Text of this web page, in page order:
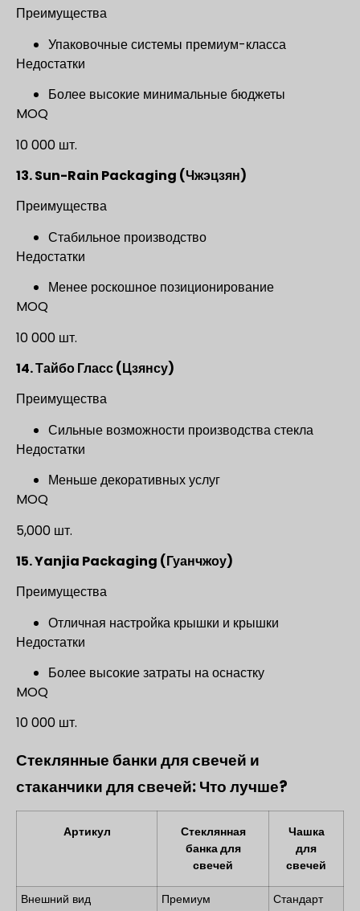
Преимущества
Упаковочные системы премиум-класса
Недостатки
Более высокие минимальные бюджеты
MOQ
10 000 шт.
13. Sun-Rain Packaging (Чжэцзян)
Преимущества
Стабильное производство
Недостатки
Менее роскошное позиционирование
MOQ
10 000 шт.
14. Тайбо Гласс (Цзянсу)
Преимущества
Сильные возможности производства стекла
Недостатки
Меньше декоративных услуг
MOQ
5,000 шт.
15. Yanjia Packaging (Гуанчжоу)
Преимущества
Отличная настройка крышки и крышки
Недостатки
Более высокие затраты на оснастку
MOQ
10 000 шт.
Стеклянные банки для свечей и
стаканчики для свечей: Что лучше?
Артикул
Стеклянная
банка для
свечей
Чашка
для
свечей
Внешний вид Премиум
Стандарт